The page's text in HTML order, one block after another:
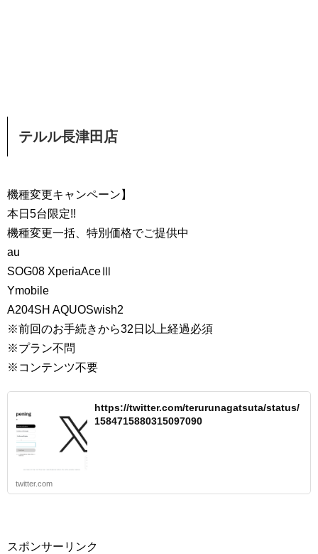
テルル長津田店
機種変更キャンペーン】
本日5台限定!!
機種変更一括、特別価格でご提供中
au
SOG08 XperiaAceⅢ
Ymobile
A204SH AQUOSwish2
※前回のお手続きから32日以上経過必須
※プラン不問
※コンテンツ不要
https://twitter.com/terurunagatsuta/status/
1584715880315097090
twitter.com
スポンサーリンク